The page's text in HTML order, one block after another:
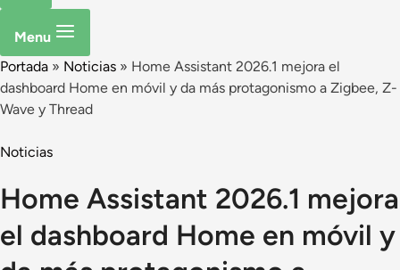
Menu
Portada » Noticias » Home Assistant 2026.1 mejora el
dashboard Home en móvil y da más protagonismo a Zigbee, Z-
Wave y Thread
Noticias
Home Assistant 2026.1 mejora
el dashboard Home en móvil y